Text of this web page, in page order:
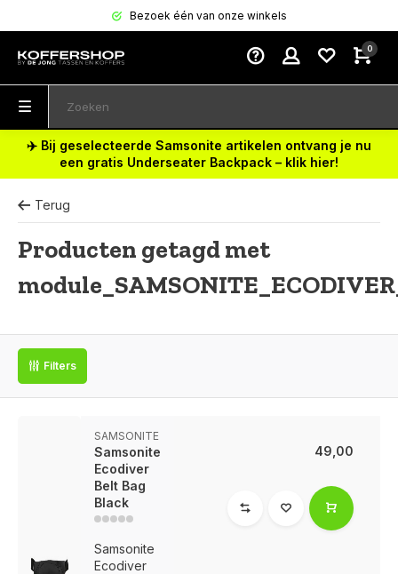
Bezoek één van onze winkels
0
✈️ Bij geselecteerde Samsonite artikelen ontvang je nu
een gratis Underseater Backpack – klik hier!
Terug
Producten getagd met
Filters
SAMSONITE
Samsonite
Ecodiver
Belt Bag
Black
Samsonite
Ecodiver
49,00